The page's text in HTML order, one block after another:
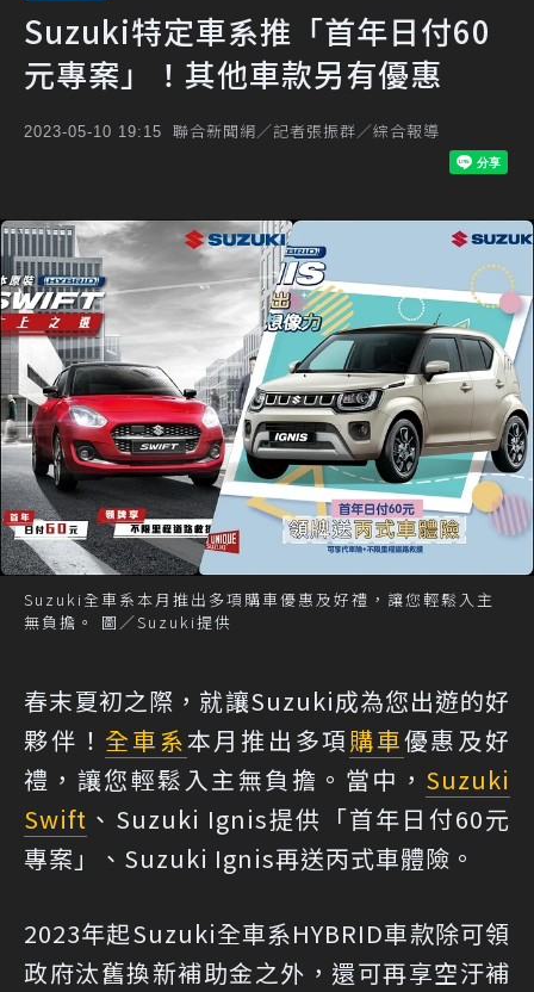
Suzuki特定車系推「首年日付60
元專案」！其他車款另有優惠
2023-05-10 19:15 聯合新聞網／記者張振群／綜合報導
Suzuki全車系本月推出多項購車優惠及好禮，讓您輕鬆入主
無負擔。 圖／Suzuki提供
春末夏初之際，就讓Suzuki成為您出遊的好
夥伴！ 全車系本月推出多項購車優惠及好
禮，讓您輕鬆入主無負擔。當中， Suzuki
Swift 、Suzuki Ignis提供「首年日付60元
專案」、Suzuki Ignis再送丙式車體險。
2023年起Suzuki全車系HYBRID車款除可領
政府汰舊換新補助金之外，還可再享空汙補